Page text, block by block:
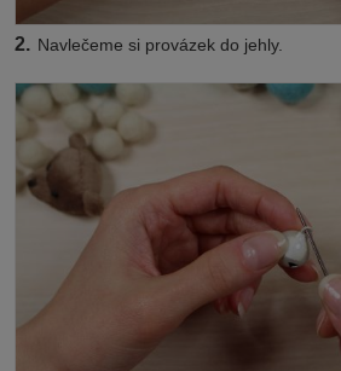
2. Navlečeme si provázek do jehly.